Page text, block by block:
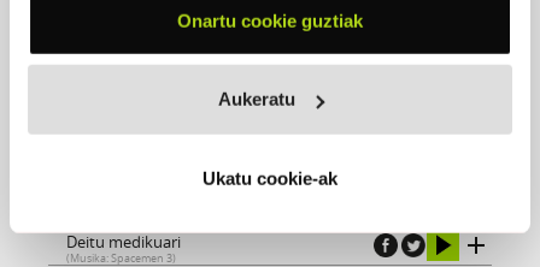
Onartu cookie guztiak
Aukeratu
Ukatu cookie-ak
DEITU MEDIKUARI / ESPEKTRUA
2012 - Egilea editore
Deitu medikuari
(Musika: Spacemen 3)